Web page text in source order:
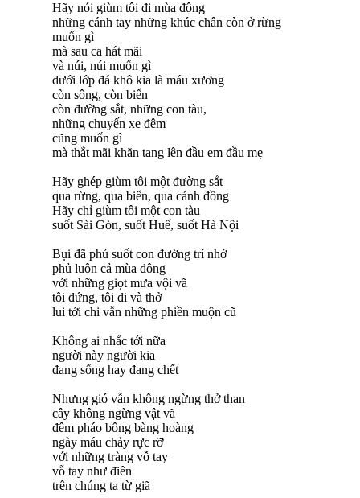
Hãy nói giùm tôi đi mùa đông
những cánh tay những khúc chân còn ở rừng
muốn gì
mà sau ca hát mãi
và núi, núi muốn gì
dưới lớp đá khô kia là máu xương
còn sông, còn biển
còn đường sắt, những con tàu,
những chuyến xe đêm
cũng muốn gì
mà thắt mãi khăn tang lên đầu em đầu mẹ
Hãy ghép giùm tôi một đường sắt
qua rừng, qua biển, qua cánh đồng
Hãy chỉ giùm tôi một con tàu
suốt Sài Gòn, suốt Huế, suốt Hà Nội
Bụi đã phủ suốt con đường trí nhớ
phủ luôn cả mùa đông
với những giọt mưa vội vã
tôi đứng, tôi đi và thở
lui tới chi vẫn những phiền muộn cũ
Không ai nhắc tới nữa
người này người kia
đang sống hay đang chết
Nhưng gió vẫn không ngừng thở than
cây không ngừng vật vã
đêm pháo bông bàng hoàng
ngày máu chảy rực rỡ
với những tràng vỗ tay
vỗ tay như điên
trên chúng ta từ giã